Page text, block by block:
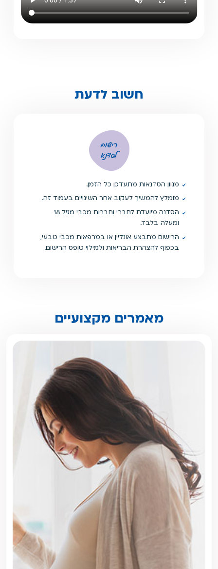
חשוב לדעת
רישום
לסדנא
מגוון הסדנאות מתעדכן כל הזמן.
מומלץ להמשיך לעקוב אחר השינויים בעמוד זה.
הסדנה מיועדת לחברי וחברות מכבי מגיל 18
ומעלה בלבד.
הרישום מתבצע אונליין או במרפאות מכבי טבעי,
בכפוף להצהרת הבריאות ולמילוי טופס הרישום.
מאמרים מקצועיים